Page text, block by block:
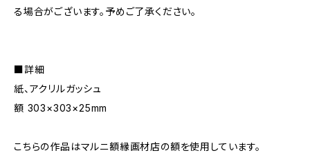
る場合がございます。予めご了承ください。
■詳細
紙、アクリルガッシュ
額 303×303×25mm
こちらの作品はマルニ額縁画材店の額を使用しています。